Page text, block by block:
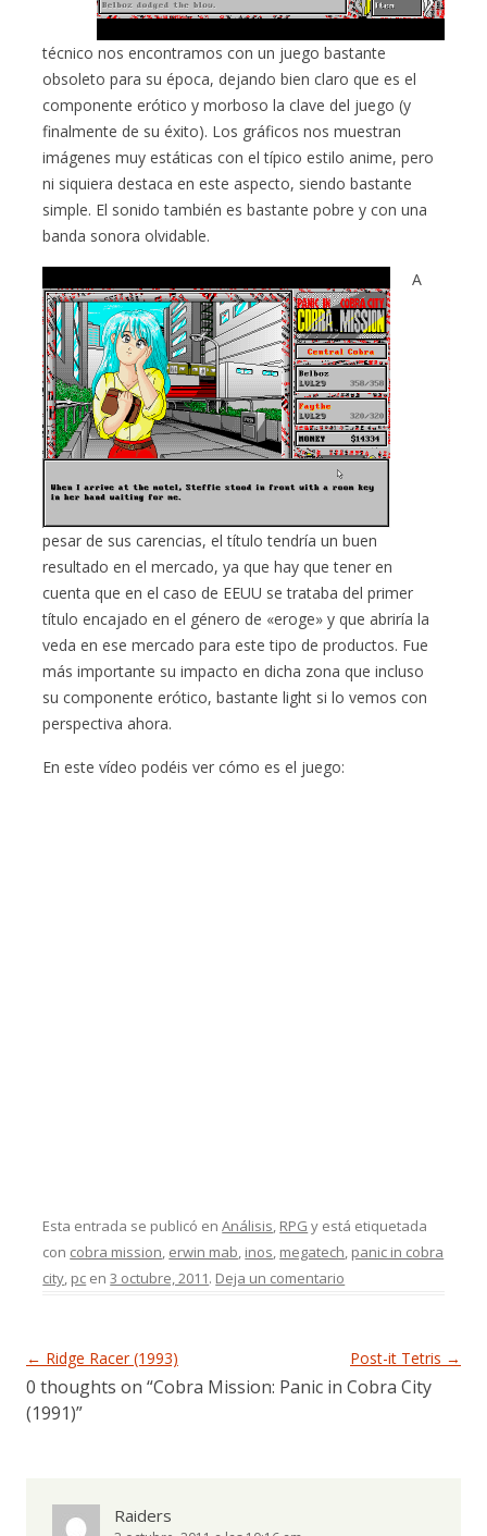
técnico nos encontramos con un juego bastante
obsoleto para su época, dejando bien claro que es el
componente erótico y morboso la clave del juego (y
finalmente de su éxito). Los gráficos nos muestran
imágenes muy estáticas con el típico estilo anime, pero
ni siquiera destaca en este aspecto, siendo bastante
simple. El sonido también es bastante pobre y con una
banda sonora olvidable.
A
pesar de sus carencias, el título tendría un buen
resultado en el mercado, ya que hay que tener en
cuenta que en el caso de EEUU se trataba del primer
título encajado en el género de «eroge» y que abriría la
veda en ese mercado para este tipo de productos. Fue
más importante su impacto en dicha zona que incluso
su componente erótico, bastante light si lo vemos con
perspectiva ahora.
En este vídeo podéis ver cómo es el juego:
Esta entrada se publicó enAnálisis, RPG y está etiquetada
con cobra mission, erwin mab, inos, megatech, panic in cobra
city, pc en3 octubre, 2011. Deja un comentario
Navegación de entradas
← Ridge Racer (1993) Post-it Tetris →
0 thoughts on “Cobra Mission: Panic in Cobra City
(1991)”
Raiders